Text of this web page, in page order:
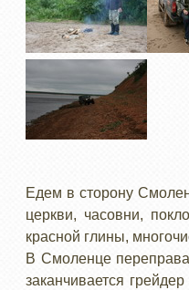
Едем в сторону
церкви, часовни,
красной глины,
В Смоленце
заканчивается